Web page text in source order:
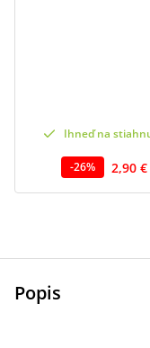
Ihneď na
-26% 2,90 €
Popis